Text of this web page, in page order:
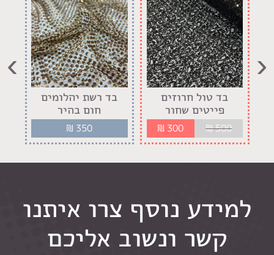
בד טול חרוזים
פייטים שחור
₪500
₪ 300
בד רשת יהלומים
חום בהיר
₪ 350
‹
›
למידע נוסף צרו איתנו
קשר ונשוב אליכם